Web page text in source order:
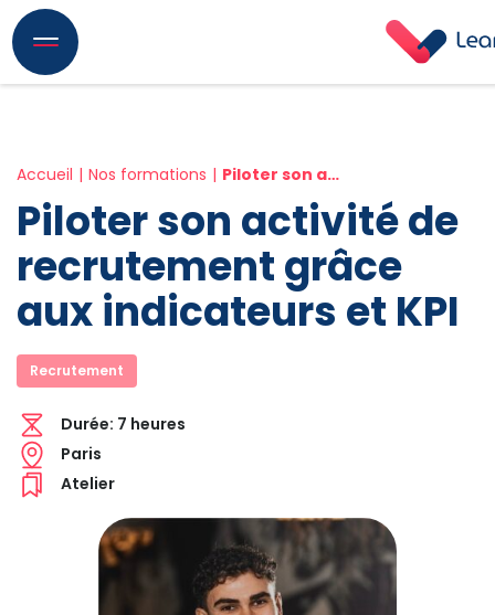
Accueil Nos formations Piloter son activité de recrutement grâce aux indicateurs et KPI
Piloter son activité de
recrutement grâce
aux indicateurs et KPI
Recrutement
Durée: 7 heures
Paris
Atelier